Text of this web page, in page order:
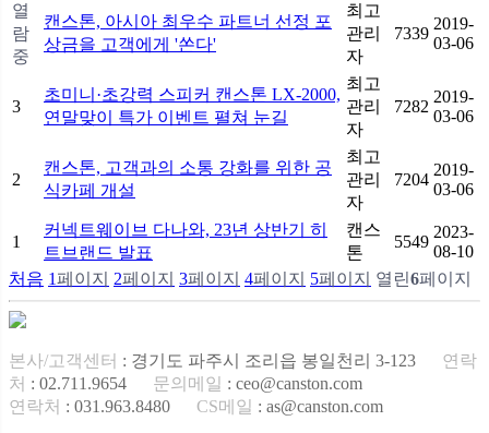
열
람
중
캔스톤, 아시아 최우수 파트너 선정 포
상금을 고객에게 '쏜다'
최고
관리
자
7339
2019-
03-06
3
초미니·초강력 스피커 캔스톤 LX-2000,
연말맞이 특가 이벤트 펼쳐 눈길
최고
관리
자
7282
2019-
03-06
2
캔스톤, 고객과의 소통 강화를 위한 공
식카페 개설
최고
관리
자
7204
2019-
03-06
1
커넥트웨이브 다나와, 23년 상반기 히
트브랜드 발표
캔스
톤
5549
2023-
08-10
처음 1페이지 2페이지 3페이지 4페이지 5페이지 열린 6페이지
본사/고객센터 : 경기도 파주시 조리읍 봉일천리 3-123
연락
처 : 02.711.9654 문의메일 : ceo@canston.com
연락처 : 031.963.8480 CS메일 : as@canston.com